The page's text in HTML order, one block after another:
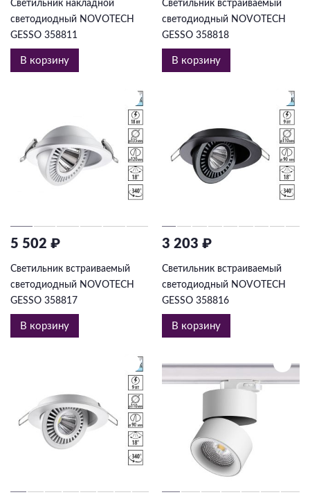
Светильник накладной
светодиодный NOVOTECH
GESSO 358811
В корзину
Светильник встраиваемый
светодиодный NOVOTECH
GESSO 358818
В корзину
5 502 ₽
Светильник встраиваемый
светодиодный NOVOTECH
GESSO 358817
В корзину
3 203 ₽
Светильник встраиваемый
светодиодный NOVOTECH
GESSO 358816
В корзину